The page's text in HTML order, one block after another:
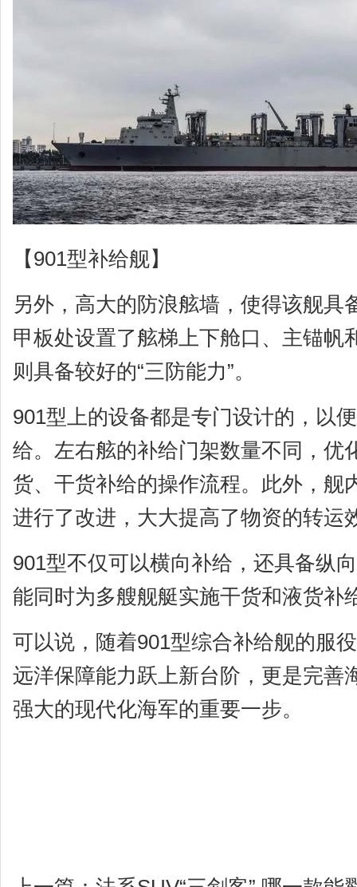
【901型补给舰】
另外，高大的防浪舷墙，使得该舰具
甲板处设置了舷梯上下舱口、主锚帆
则具备较好的“三防能力”。
901型上的设备都是专门设计的，以
给。左右舷的补给门架数量不同，优
货、干货补给的操作流程。此外，舰
进行了改进，大大提高了物资的转运
901型不仅可以横向补给，还具备纵
能同时为多艘舰艇实施干货和液货补
可以说，随着901型综合补给舰的服
远洋保障能力跃上新台阶，更是完善
强大的现代化海军的重要一步。